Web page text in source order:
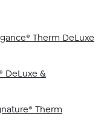
Therm DeLuxe
DeLuxe &
Therm